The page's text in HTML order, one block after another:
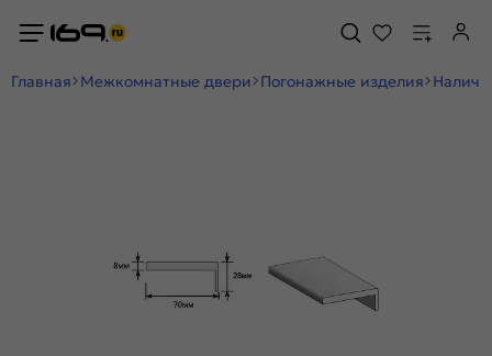
Главная Межкомнатные двери Погонажные изделия